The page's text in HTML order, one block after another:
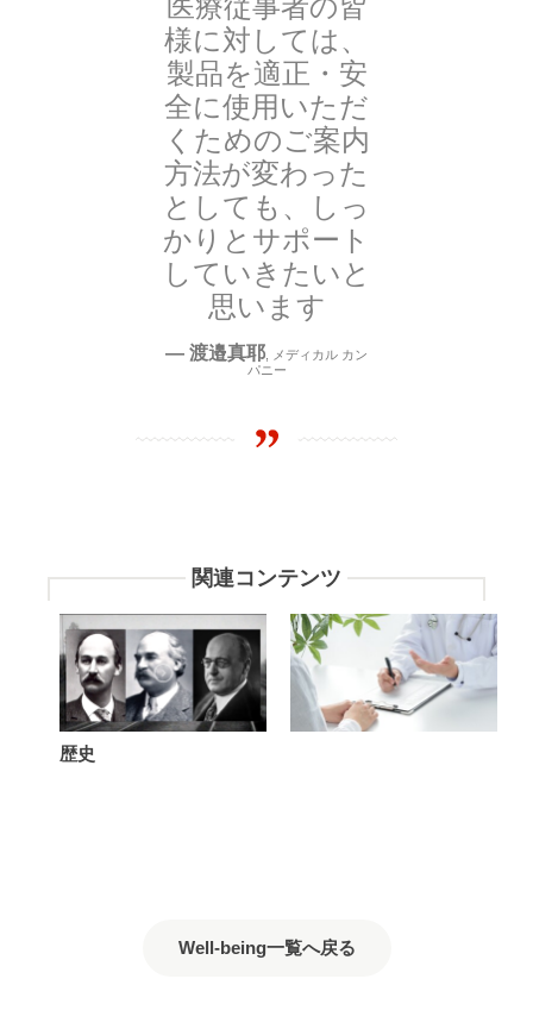
医療従事者の皆
様に対しては、
製品を適正・安
全に使用いただ
くためのご案内
方法が変わった
としても、しっ
かりとサポート
していきたいと
思います
— 渡邉真耶
メディカル カン
パニー
関連コンテンツ
歴
史
歴史
き
Well-being一覧へ戻る